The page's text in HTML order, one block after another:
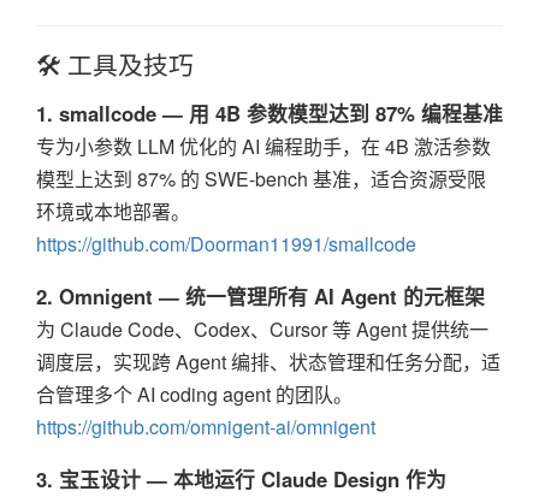
🛠️ 工具及技巧
1. smallcode — 用 4B 参数模型达到 87% 编程基准
专为小参数 LLM 优化的 AI 编程助手，在 4B 激活参数
模型上达到 87% 的 SWE-bench 基准，适合资源受限
环境或本地部署。
https://github.com/Doorman11991/smallcode
2. Omnigent — 统一管理所有 AI Agent 的元框架
为 Claude Code、Codex、Cursor 等 Agent 提供统一
调度层，实现跨 Agent 编排、状态管理和任务分配，适
合管理多个 AI coding agent 的团队。
https://github.com/omnigent-ai/omnigent
3. 宝玉设计 — 本地运行 Claude Design 作为